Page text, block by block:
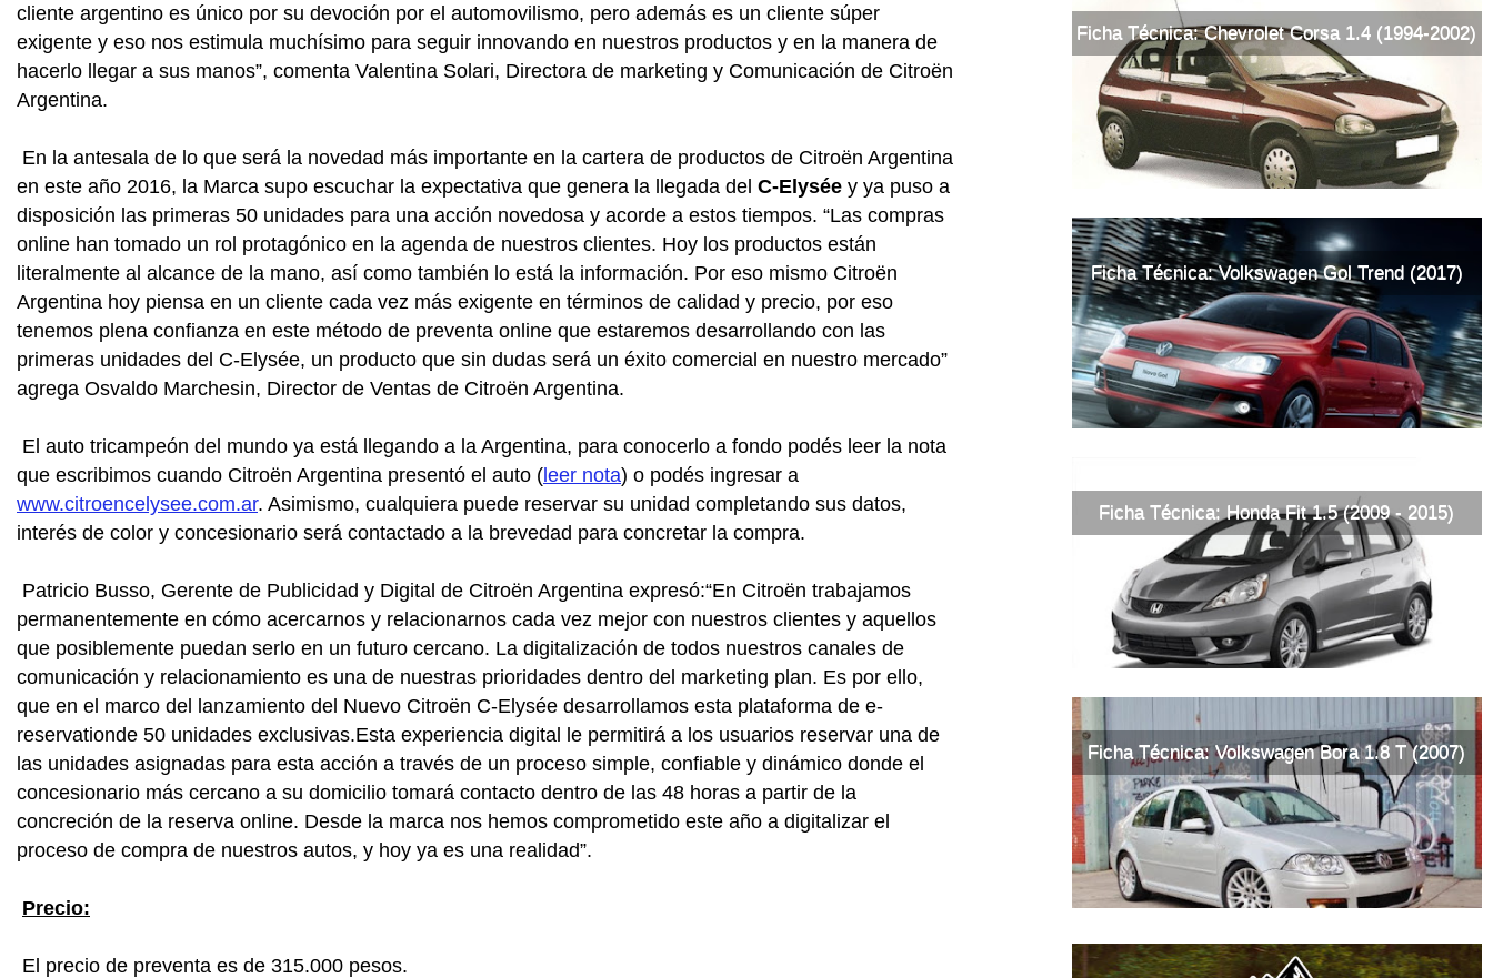
cliente argentino es único por su devoción por el automovilismo, pero además es un cliente súper
exigente y eso nos estimula muchísimo para seguir innovando en nuestros productos y en la manera de
hacerlo llegar a sus manos”, comenta Valentina Solari, Directora de marketing y Comunicación de Citroën
Argentina.
En la antesala de lo que será la novedad más importante en la cartera de productos de Citroën Argentina
en este año 2016, la Marca supo escuchar la expectativa que genera la llegada del C-Elysée y ya puso a
disposición las primeras 50 unidades para una acción novedosa y acorde a estos tiempos. “Las compras
online han tomado un rol protagónico en la agenda de nuestros clientes. Hoy los productos están
literalmente al alcance de la mano, así como también lo está la información. Por eso mismo Citroën
Argentina hoy piensa en un cliente cada vez más exigente en términos de calidad y precio, por eso
tenemos plena confianza en este método de preventa online que estaremos desarrollando con las
primeras unidades del C-Elysée, un producto que sin dudas será un éxito comercial en nuestro mercado”
agrega Osvaldo Marchesin, Director de Ventas de Citroën Argentina.
El auto tricampeón del mundo ya está llegando a la Argentina, para conocerlo a fondo podés leer la nota
que escribimos cuando Citroën Argentina presentó el auto (leer nota) o podés ingresar a
www.citroencelysee.com.ar. Asimismo, cualquiera puede reservar su unidad completando sus datos,
interés de color y concesionario será contactado a la brevedad para concretar la compra.
Patricio Busso, Gerente de Publicidad y Digital de Citroën Argentina expresó:“En Citroën trabajamos
permanentemente en cómo acercarnos y relacionarnos cada vez mejor con nuestros clientes y aquellos
que posiblemente puedan serlo en un futuro cercano. La digitalización de todos nuestros canales de
comunicación y relacionamiento es una de nuestras prioridades dentro del marketing plan. Es por ello,
que en el marco del lanzamiento del Nuevo Citroën C-Elysée desarrollamos esta plataforma de e-
reservationde 50 unidades exclusivas.Esta experiencia digital le permitirá a los usuarios reservar una de
las unidades asignadas para esta acción a través de un proceso simple, confiable y dinámico donde el
concesionario más cercano a su domicilio tomará contacto dentro de las 48 horas a partir de la
concreción de la reserva online. Desde la marca nos hemos comprometido este año a digitalizar el
proceso de compra de nuestros autos, y hoy ya es una realidad”.
Precio:
El precio de preventa es de 315.000 pesos.
Ficha Técnica: Chevrolet Corsa 1.4 (1994-2002)
Ficha Técnica: Volkswagen Gol Trend (2017)
Ficha Técnica: Honda Fit 1.5 (2009 - 2015)
Ficha Técnica: Volkswagen Bora 1.8 T (2007)